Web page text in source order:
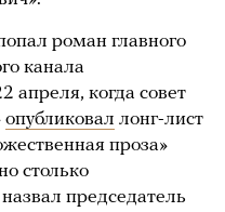
роман главного
канала
когда совет
опубликовал лонг-лист
проза»
столько
председатель